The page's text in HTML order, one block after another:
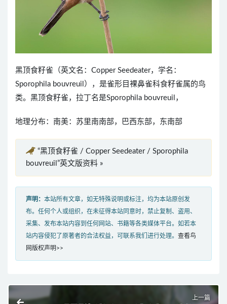
黑顶食籽雀（英文名：Copper Seedeater，学名：
Sporophila bouvreuil），是雀形目裸鼻雀科食籽雀属的鸟
类。黑顶食籽雀，拉丁名是Sporophila bouvreuil，
地理分布：南美：苏里南南部，巴西东部，东南部
“黑顶食籽雀 / Copper Seedeater / Sporophila
bouvreuil”英文版资料 »
声明： 本站所有文章，如无特殊说明或标注，均为本站原创发
布。任何个人或组织，在未征得本站同意时，禁止复制、盗用、
采集、发布本站内容到任何网站、书籍等各类媒体平台。如若本
站内容侵犯了原著者的合法权益，可联系我们进行处理。 查看鸟
网版权声明>>
上一篇